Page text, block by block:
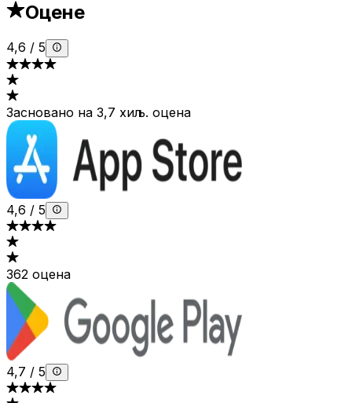
Оцене
4,6 / 5
Засновано на 3,7 хиљ. оцена
4,6 / 5
362 оцена
4,7 / 5